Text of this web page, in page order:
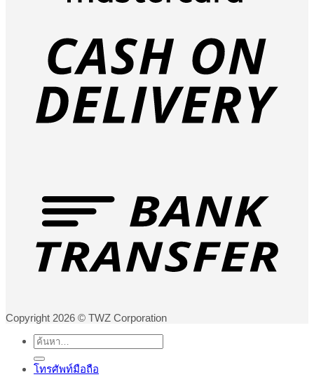
Copyright 2026 © TWZ Corporation
ค้นหา:
โทรศัพท์มือถือ